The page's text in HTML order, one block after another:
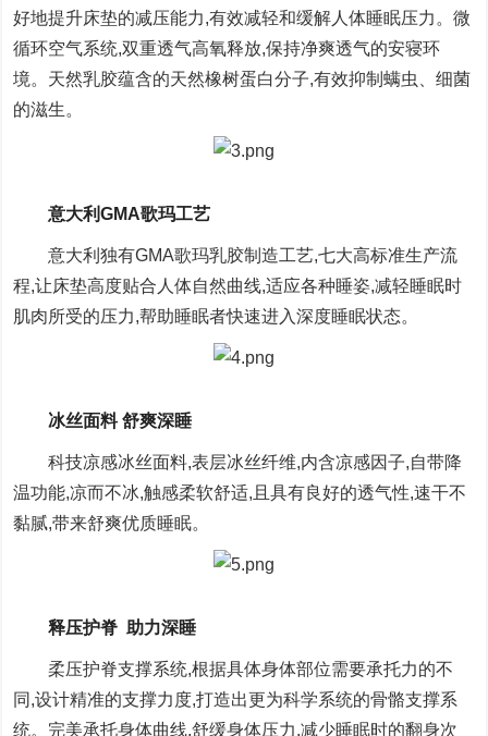
好地提升床垫的减压能力,有效减轻和缓解人体睡眠压力。微
循环空气系统,双重透气高氧释放,保持净爽透气的安寝环
境。天然乳胶蕴含的天然橡树蛋白分子,有效抑制螨虫、细菌
的滋生。
意大利GMA歌玛工艺
意大利独有GMA歌玛乳胶制造工艺,七大高标准生产流
程,让床垫高度贴合人体自然曲线,适应各种睡姿,减轻睡眠时
肌肉所受的压力,帮助睡眠者快速进入深度睡眠状态。
冰丝面料 舒爽深睡
科技凉感冰丝面料,表层冰丝纤维,内含凉感因子,自带降
温功能,凉而不冰,触感柔软舒适,且具有良好的透气性,速干不
黏腻,带来舒爽优质睡眠。
释压护脊 助力深睡
柔压护脊支撑系统,根据具体身体部位需要承托力的不
同,设计精准的支撑力度,打造出更为科学系统的骨骼支撑系
统。完美承托身体曲线,舒缓身体压力,减少睡眠时的翻身次